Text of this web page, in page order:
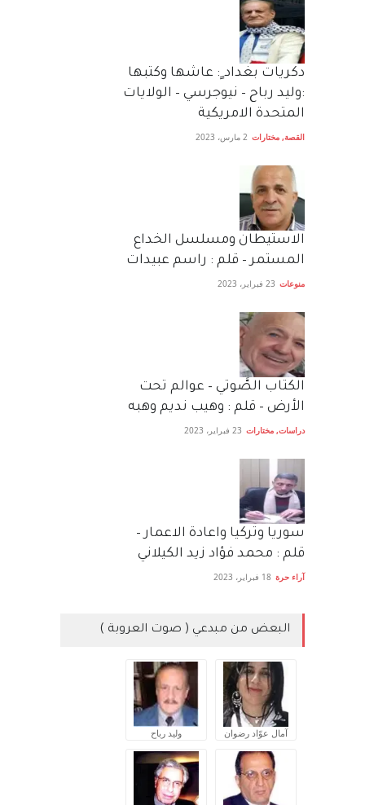
دكريات بغداد ٍ: عاشها وكتبها
:وليد رباح – نيوجرسي – الولايات
المتحدة الامريكية
القصة, مختارات 2 مارس، 2023
الاستيطان ومسلسل الخداع
المستمر – قلم : راسم عبيدات
منوعات 23 فبراير، 2023
الكتاب الصَّوتي – عوالم تحت
الأرض – قلم : وهيب نديم وهبه
دراسات, مختارات 23 فبراير، 2023
سوريا وتركيا واعادة الاعمار –
قلم : محمد فؤاد زيد الكيلاني
آراء حرة 18 فبراير، 2023
البعض من مبدعي ( صوت العروبة )
آمال عوّاد رضوان وليد رباح